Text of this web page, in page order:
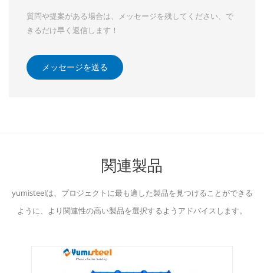
質問や提案がある場合は、メッセージを残してください、で
きるだけ早く返信します！
メッセージを送る
関連製品
yumisteelは、プロジェクトに最も適した製品を見つけることができる
ように、より関連性の高い製品を選択するようアドバイスします。